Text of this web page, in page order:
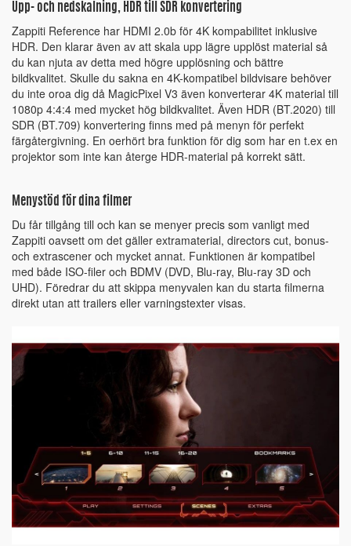
Upp- och nedskalning, HDR till SDR konvertering
Zappiti Reference har HDMI 2.0b för 4K kompabilitet inklusive
HDR. Den klarar även av att skala upp lägre upplöst material så
du kan njuta av detta med högre upplösning och bättre
bildkvalitet. Skulle du sakna en 4K-kompatibel bildvisare behöver
du inte oroa dig då MagicPixel V3 även konverterar 4K material till
1080p 4:4:4 med mycket hög bildkvalitet. Även HDR (BT.2020) till
SDR (BT.709) konvertering finns med på menyn för perfekt
färgåtergivning. En oerhört bra funktion för dig som har en t.ex en
projektor som inte kan återge HDR-material på korrekt sätt.
Menystöd för dina filmer
Du får tillgång till och kan se menyer precis som vanligt med
Zappiti oavsett om det gäller extramaterial, directors cut, bonus-
och extrascener och mycket annat. Funktionen är kompatibel
med både ISO-filer och BDMV (DVD, Blu-ray, Blu-ray 3D och
UHD). Föredrar du att skippa menyvalen kan du starta filmerna
direkt utan att trailers eller varningstexter visas.